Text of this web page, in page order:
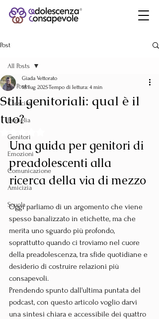
Post
All Posts
Crescita
Famiglia
Genitori
Emozioni
Comunicazione
Amicizia
Scuola
All Posts
Stili genitoriali: qual è il
tuo?
Giada Vettorato
18 lug 2025Tempo di lettura: 4 min
Una guida per genitori di
preadolescenti alla
ricerca della via di mezzo
Oggi parliamo di un argomento che viene
spesso banalizzato in etichette, ma che
merita uno sguardo più profondo,
soprattutto quando ci troviamo nel cuore
della preadolescenza, tra sfide quotidiane e
desiderio di costruire relazioni più
consapevoli.
Prendendo spunto dall'ultima puntata del
podcast, con questo articolo voglio darvi
una sintesi chiara e accessibile dei quattro